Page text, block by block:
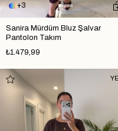
3
Sanira Mürdüm Bluz Şalvar
Pantolon Takım
₺1.479,99